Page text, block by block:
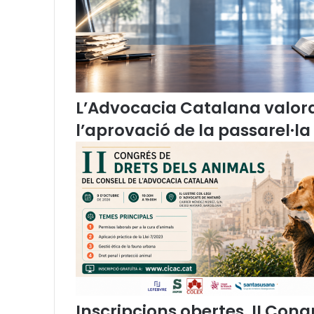
n
g
u
a
c
t
a
l
a
a
i
e
l
s
d
r
e
s
L’Advocacia Catalana
l’aprovació de la passarel·la